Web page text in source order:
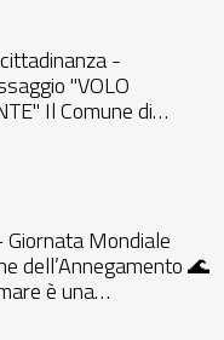
-
"VOLO
Il Comune di
invitare...
Mondiale
dell’Annegamento 🌊
è una